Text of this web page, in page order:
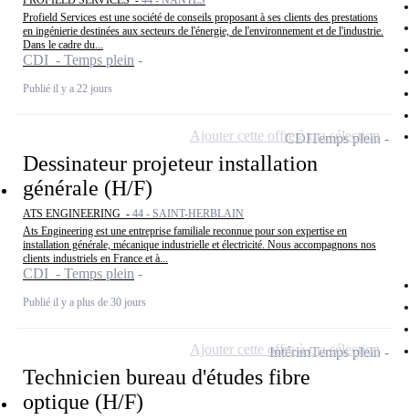
Profield Services est une société de conseils proposant à ses clients des prestations
en ingénierie destinées aux secteurs de l'énergie, de l'environnement et de l'industrie.
Dans le cadre du...
CDI - Temps plein
Publié il y a 22 jours
Dessinateur projeteur installation
générale (H/F)
ATS ENGINEERING - 44 - SAINT-HERBLAIN
Ats Engineering est une entreprise familiale reconnue pour son expertise en
installation générale, mécanique industrielle et électricité. Nous accompagnons nos
clients industriels en France et à...
CDI - Temps plein
Publié il y a plus de 30 jours
CDITemps plein
Ajouter cette offre à ma sélection
Technicien bureau d'études fibre
optique (H/F)
IntérimTemps plein
Ajouter cette offre à ma sélection